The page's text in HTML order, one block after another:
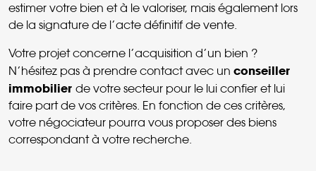
estimer votre bien et à le valoriser, mais également lors
de la signature de l’acte définitif de vente.
Votre projet concerne l’acquisition d’un bien ?
N’hésitez pas à prendre contact avec un conseiller
immobilier de votre secteur pour le lui confier et lui
faire part de vos critères. En fonction de ces critères,
votre négociateur pourra vous proposer des biens
correspondant à votre recherche.